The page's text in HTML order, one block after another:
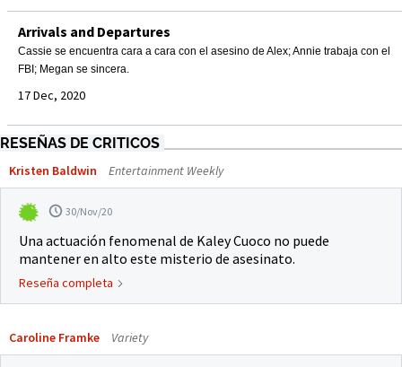
Arrivals and Departures
Cassie se encuentra cara a cara con el asesino de Alex; Annie trabaja con el
FBI; Megan se sincera.
17 Dec, 2020
RESEÑAS DE CRITICOS
Kristen Baldwin Entertainment Weekly
30/Nov/20
Una actuación fenomenal de Kaley Cuoco no puede
mantener en alto este misterio de asesinato.
Reseña completa
Caroline Framke Variety